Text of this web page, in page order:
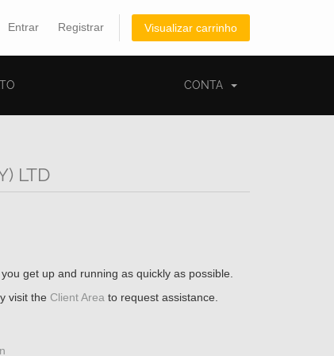
Entrar Registrar Visualizar carrinho
CONTA
LTD
get up and running as quickly as possible.
visit the Client Area to request assistance.